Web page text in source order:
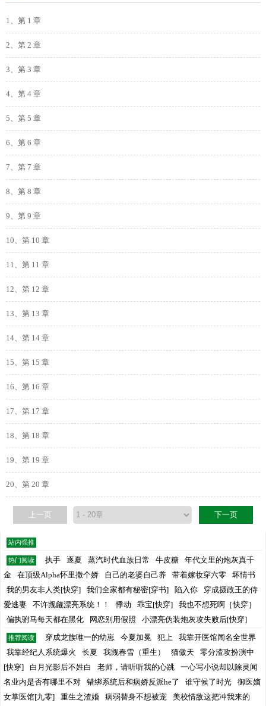
1、第 1 章
2、第 2 章
3、第 3 章
4、第 4 章
5、第 5 章
6、第 6 章
7、第 7 章
8、第 8 章
9、第 9 章
10、第 10 章
11、第 11 章
12、第 12 章
13、第 13 章
14、第 14 章
15、第 15 章
16、第 16 章
17、第 17 章
18、第 18 章
19、第 19 章
20、第 20 章
上一页 下一页
站内强推
热门阅读 执手 逐夏 蒸汽时代血族日常 牛皮糖
年代文里的炮灰真千
金
在顶级Alpha怀里撒个娇 自己的老婆自己养 带着嫁妆穿六零
坏情书
我的男友非人类[快穿]
我们全家都有秘密[穿书] 陷入你
穿成摄政王的侍
爱逃妻
不许觊觎漂亮系统！！ 悸动 乖宝[快穿]
我也不想死啊［快穿］
偏执驸马每天都在黑化
网恋别用假照 小漂亮伪装炮灰攻失败后[快穿]
推荐阅读 穿成龙族唯一的幼崽 今夏加冕 犯上
我靠开医馆闻名全世界
我靠经纪人系统爆火
长夏 我觊春雪（重生） 猫傲天
零分渣攻扮演中
[快穿]
白月光影后不姓白 老师，请听听我的心跳
一心写小说却以除灵闻
名业内是否有哪里不对
错绑系统后和病娇反派he了 谁守候了时光
御医嫡
女掌医馆[九零]
重生之渣婚 病弱替身不想被宠 美校情敌这把冲我来的